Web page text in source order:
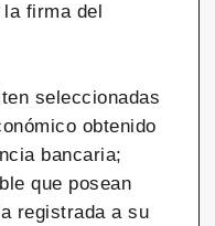
firma del
seleccionadas
obtenido
bancaria;
que posean
registrada a su